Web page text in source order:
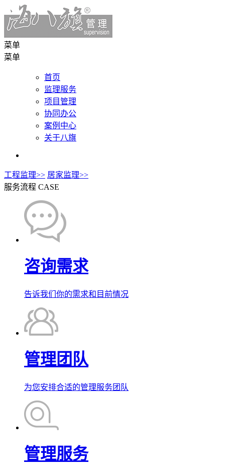
菜单
菜单
首页
监理服务
项目管理
协同办公
案例中心
关于八旗
工程监理>> 居家监理>>
服务流程 CASE
咨询需求
告诉我们你的需求和目前情况
管理团队
为您安排合适的管理服务团队
管理服务